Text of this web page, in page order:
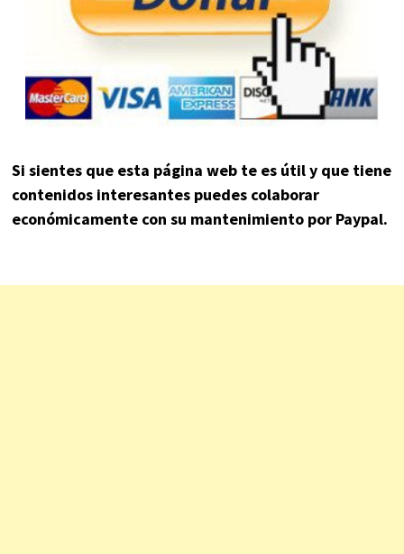
Si sientes que esta página web te es útil y que tiene
contenidos interesantes puedes colaborar
económicamente con su mantenimiento por Paypal.